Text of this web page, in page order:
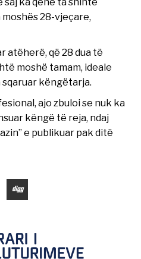
28-vjeçare,
atëherë, që 28 dua të
moshë tamam, ideale
sqaruar këngëtarja.
ajo zbuloi se nuk ka
këngë të reja, ndaj
e publikuar pak ditë